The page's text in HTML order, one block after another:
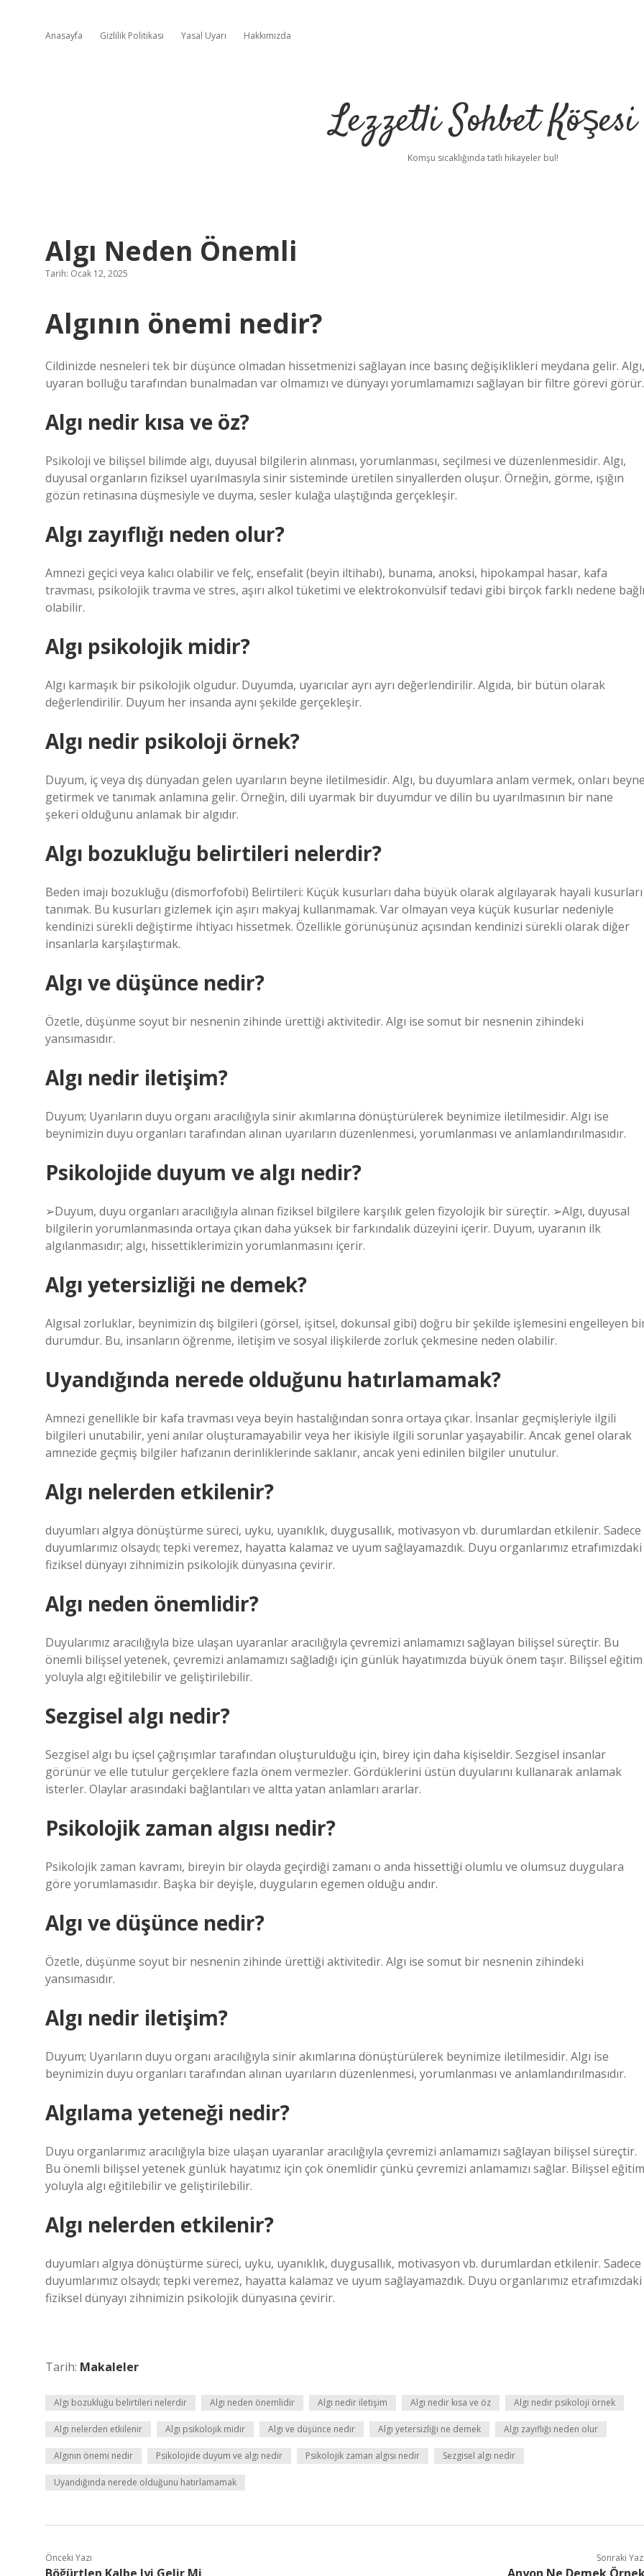
Anasayfa Gizlilik Politikası Yasal Uyarı Hakkımızda
Lezzetli Sohbet Köşesi
Komşu sıcaklığında tatlı hikayeler bul!
Algı Neden Önemli
Tarih: Ocak 12, 2025
Algının önemi nedir?
Cildinizde nesneleri tek bir düşünce olmadan hissetmenizi sağlayan ince basınç değişiklikleri meydana gelir. Algı,
uyaran bolluğu tarafından bunalmadan var olmamızı ve dünyayı yorumlamamızı sağlayan bir filtre görevi görür.
Algı nedir kısa ve öz?
Psikoloji ve bilişsel bilimde algı, duyusal bilgilerin alınması, yorumlanması, seçilmesi ve düzenlenmesidir. Algı,
duyusal organların fiziksel uyarılmasıyla sinir sisteminde üretilen sinyallerden oluşur. Örneğin, görme, ışığın
gözün retinasına düşmesiyle ve duyma, sesler kulağa ulaştığında gerçekleşir.
Algı zayıflığı neden olur?
Amnezi geçici veya kalıcı olabilir ve felç, ensefalit (beyin iltihabı), bunama, anoksi, hipokampal hasar, kafa
travması, psikolojik travma ve stres, aşırı alkol tüketimi ve elektrokonvülsif tedavi gibi birçok farklı nedene bağlı
olabilir.
Algı psikolojik midir?
Algı karmaşık bir psikolojik olgudur. Duyumda, uyarıcılar ayrı ayrı değerlendirilir. Algıda, bir bütün olarak
değerlendirilir. Duyum ​​her insanda aynı şekilde gerçekleşir.
Algı nedir psikoloji örnek?
Duyum, iç veya dış dünyadan gelen uyarıların beyne iletilmesidir. Algı, bu duyumlara anlam vermek, onları
getirmek ve tanımak anlamına gelir. Örneğin, dili uyarmak bir duyumdur ve dilin bu uyarılmasının bir nane
şekeri olduğunu anlamak bir algıdır.
Algı bozukluğu belirtileri nelerdir?
Beden imajı bozukluğu (dismorfofobi) Belirtileri: Küçük kusurları daha büyük olarak algılayarak hayali kusurları
tanımak. Bu kusurları gizlemek için aşırı makyaj kullanmamak. Var olmayan veya küçük kusurlar nedeniyle
kendinizi sürekli değiştirme ihtiyacı hissetmek. Özellikle görünüşünüz açısından kendinizi sürekli olarak diğer
insanlarla karşılaştırmak.
Algı ve düşünce nedir?
Özetle, düşünme soyut bir nesnenin zihinde ürettiği aktivitedir. Algı ise somut bir nesnenin zihindeki
yansımasıdır.
Algı nedir iletişim?
Duyum; Uyarıların duyu organı aracılığıyla sinir akımlarına dönüştürülerek beynimize iletilmesidir. Algı ise
beynimizin duyu organları tarafından alınan uyarıların düzenlenmesi, yorumlanması ve anlamlandırılmasıdır.
Psikolojide duyum ve algı nedir?
➢Duyum, duyu organları aracılığıyla alınan fiziksel bilgilere karşılık gelen fizyolojik bir süreçtir. ➢Algı, duyusal
bilgilerin yorumlanmasında ortaya çıkan daha yüksek bir farkındalık düzeyini içerir. Duyum, uyaranın ilk
algılanmasıdır; algı, hissettiklerimizin yorumlanmasını içerir.
Algı yetersizliği ne demek?
Algısal zorluklar, beynimizin dış bilgileri (görsel, işitsel, dokunsal gibi) doğru bir şekilde işlemesini engelleyen
durumdur. Bu, insanların öğrenme, iletişim ve sosyal ilişkilerde zorluk çekmesine neden olabilir.
Uyandığında nerede olduğunu hatırlamamak?
Amnezi genellikle bir kafa travması veya beyin hastalığından sonra ortaya çıkar. İnsanlar geçmişleriyle ilgili
bilgileri unutabilir, yeni anılar oluşturamayabilir veya her ikisiyle ilgili sorunlar yaşayabilir. Ancak genel olarak
amnezide geçmiş bilgiler hafızanın derinliklerinde saklanır, ancak yeni edinilen bilgiler unutulur.
Algı nelerden etkilenir?
duyumları algıya dönüştürme süreci, uyku, uyanıklık, duygusallık, motivasyon vb. durumlardan etkilenir. Sadece
duyumlarımız olsaydı; tepki veremez, hayatta kalamaz ve uyum sağlayamazdık. Duyu organlarımız etrafımızdaki
fiziksel dünyayı zihnimizin psikolojik dünyasına çevirir.
Algı neden önemlidir?
Duyularımız aracılığıyla bize ulaşan uyaranlar aracılığıyla çevremizi anlamamızı sağlayan bilişsel süreçtir. Bu
önemli bilişsel yetenek, çevremizi anlamamızı sağladığı için günlük hayatımızda büyük önem taşır. Bilişsel eğitim
yoluyla algı eğitilebilir ve geliştirilebilir.
Sezgisel algı nedir?
Sezgisel algı bu içsel çağrışımlar tarafından oluşturulduğu için, birey için daha kişiseldir. Sezgisel insanlar
görünür ve elle tutulur gerçeklere fazla önem vermezler. Gördüklerini üstün duyularını kullanarak anlamak
isterler. Olaylar arasındaki bağlantıları ve altta yatan anlamları ararlar.
Psikolojik zaman algısı nedir?
Psikolojik zaman kavramı, bireyin bir olayda geçirdiği zamanı o anda hissettiği olumlu ve olumsuz duygulara
göre yorumlamasıdır. Başka bir deyişle, duyguların egemen olduğu andır.
Algı ve düşünce nedir?
Özetle, düşünme soyut bir nesnenin zihinde ürettiği aktivitedir. Algı ise somut bir nesnenin zihindeki
yansımasıdır.
Algı nedir iletişim?
Duyum; Uyarıların duyu organı aracılığıyla sinir akımlarına dönüştürülerek beynimize iletilmesidir. Algı ise
beynimizin duyu organları tarafından alınan uyarıların düzenlenmesi, yorumlanması ve anlamlandırılmasıdır.
Algılama yeteneği nedir?
Duyu organlarımız aracılığıyla bize ulaşan uyaranlar aracılığıyla çevremizi anlamamızı sağlayan bilişsel süreçtir.
Bu önemli bilişsel yetenek günlük hayatımız için çok önemlidir çünkü çevremizi anlamamızı sağlar. Bilişsel eğitim
yoluyla algı eğitilebilir ve geliştirilebilir.
Algı nelerden etkilenir?
duyumları algıya dönüştürme süreci, uyku, uyanıklık, duygusallık, motivasyon vb. durumlardan etkilenir. Sadece
duyumlarımız olsaydı; tepki veremez, hayatta kalamaz ve uyum sağlayamazdık. Duyu organlarımız etrafımızdaki
fiziksel dünyayı zihnimizin psikolojik dünyasına çevirir.
Tarih: Makaleler
Algı bozukluğu belirtileri nelerdir Algı neden önemlidir Algı nedir iletişim Algı nedir kısa ve öz Algı nedir psikoloji örnek
Algı nelerden etkilenir Algı psikolojik midir Algı ve düşünce nedir Algı yetersizliği ne demek Algı zayıflığı neden olur
Algının önemi nedir Psikolojide duyum ve algı nedir Psikolojik zaman algısı nedir Sezgisel algı nedir
Uyandığında nerede olduğunu hatırlamamak
Önceki Yazı Sonraki